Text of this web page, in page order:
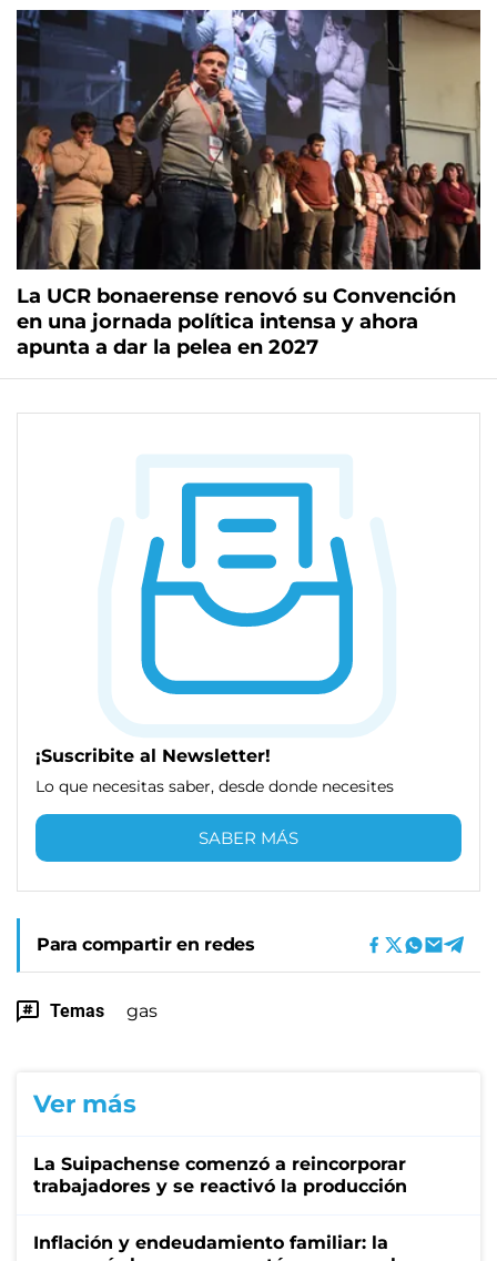
La UCR bonaerense renovó su Convención
en una jornada política intensa y ahora
apunta a dar la pelea en 2027
¡Suscribite al Newsletter!
Lo que necesitas saber, desde donde necesites
SABER MÁS
Para compartir en redes
Temas gas
Ver más
La Suipachense comenzó a reincorporar
trabajadores y se reactivó la producción
Inflación y endeudamiento familiar: la